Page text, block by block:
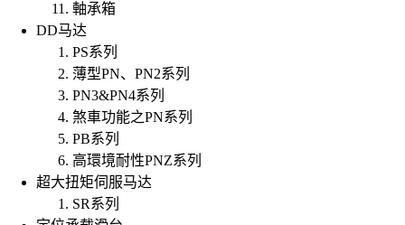
軸承箱
DD马达
PS系列
薄型PN、PN2系列
PN3&PN4系列
煞車功能之PN系列
PB系列
高環境耐性PNZ系列
超大扭矩伺服马达
SR系列